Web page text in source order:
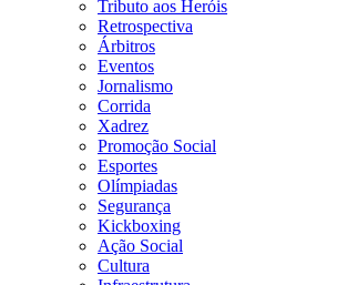
Tributo aos Heróis
Retrospectiva
Árbitros
Eventos
Jornalismo
Corrida
Xadrez
Promoção Social
Esportes
Olímpiadas
Segurança
Kickboxing
Ação Social
Cultura